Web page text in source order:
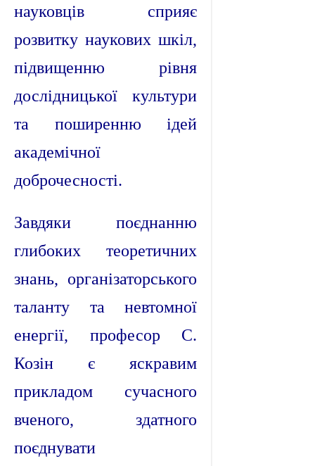
науковців сприяє
розвитку наукових шкіл,
підвищенню рівня
дослідницької культури
та поширенню ідей
академічної
доброчесності.
Завдяки поєднанню
глибоких теоретичних
знань, організаторського
таланту та невтомної
енергії, професор С.
Козін є яскравим
прикладом сучасного
вченого, здатного
поєднувати